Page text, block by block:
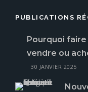
PUBLICATIONS
Pourquoi
vendre ou
30 JANVIER 2025